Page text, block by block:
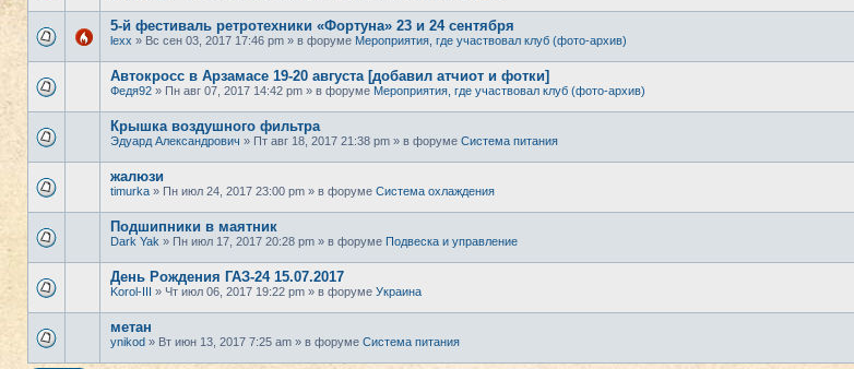
5-й фестиваль ретротехники «Фортуна» 23 и 24 сентября
lexx » Вс сен 03, 2017 17:46 pm » в форуме Мероприятия, где участвовал клуб (фото-архив)
Автокросс в Арзамасе 19-20 августа [добавил атчиот и фотки]
Федя92 » Пн авг 07, 2017 14:42 pm » в форуме Мероприятия, где участвовал клуб (фото-архив)
Крышка воздушного фильтра
Эдуард Александрович » Пт авг 18, 2017 21:38 pm » в форуме Система питания
жалюзи
timurka » Пн июл 24, 2017 23:00 pm » в форуме Система охлаждения
Подшипники в маятник
Dark Yak » Пн июл 17, 2017 20:28 pm » в форуме Подвеска и управление
День Рождения ГАЗ-24 15.07.2017
Korol-III » Чт июл 06, 2017 19:22 pm » в форуме Украина
метан
ynikod » Вт июн 13, 2017 7:25 am » в форуме Система питания